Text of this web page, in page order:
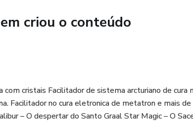
criou o conteúdo
com cristais Facilitador de sistema arcturiano de cura
Facilitador no cura eletronica de metatron e mais
– O despertar do Santo Graal Star Magic – O